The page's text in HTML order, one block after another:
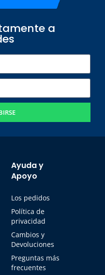
a
Ayuda y
Apoyo
Los pedidos
Política de
privacidad
Cambios y
Devoluciones
Preguntas más
frecuentes